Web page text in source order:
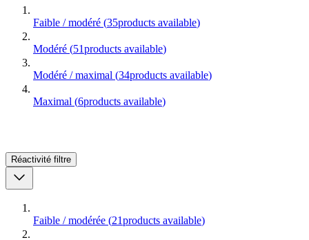
Faible / modéré (35products available)
Modéré (51products available)
Modéré / maximal (34products available)
Maximal (6products available)
Réactivité filtre
Faible / modérée (21products available)